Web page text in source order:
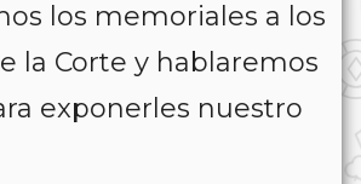
los memoriales a los
la Corte y hablaremos
exponerles nuestro